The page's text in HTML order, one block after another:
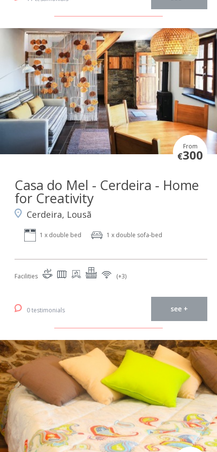
From
€300
Casa do Mel - Cerdeira - Home
for Creativity
Cerdeira, Lousã
1 x double bed 1 x double sofa-bed
Facilities (+3)
0 testimonials see +